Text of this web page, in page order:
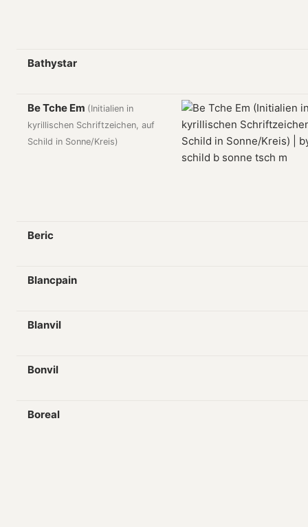
Bathystar
Be Tche Em (Initialien in
kyrillischen Schriftzeichen, auf
Schild in Sonne/Kreis)
Beric
Blancpain
Blanvil
Bonvil
Boreal